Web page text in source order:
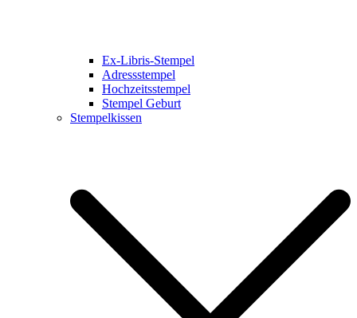
Ex-Libris-Stempel
Adressstempel
Hochzeitsstempel
Stempel Geburt
Stempelkissen